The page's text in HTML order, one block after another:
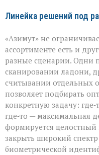
Линейка решений под
«Азимут» не
ассортименте есть и
разные сценарии. Одни
сканировании ладони,
считывании отдельных
позволяет подбирать
конкретную задачу:
где‑то — максимальная
формируется
закрыть широкий
биометрической